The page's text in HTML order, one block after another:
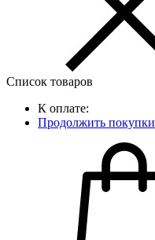
Список товаров
К оплате:
Продолжить покупки